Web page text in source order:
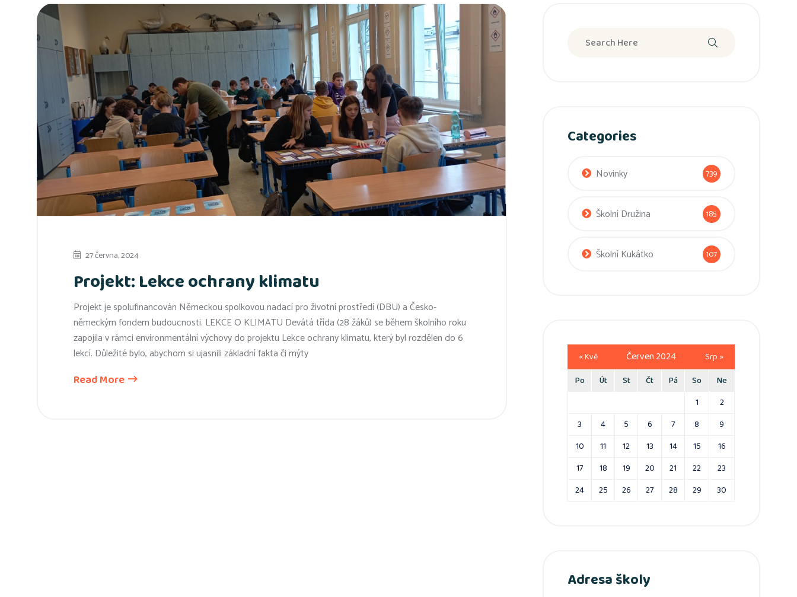
27 června, 2024
Projekt: Lekce ochrany klimatu
Projekt je spolufinancován Německou spolkovou nadací pro životní prostředí (DBU) a Česko-
německým fondem budoucnosti. LEKCE O KLIMATU Devátá třída (28 žáků) se během školního roku
zapojila v rámci environmentální výchovy do projektu Lekce ochrany klimatu, který byl rozdělen do 6
lekcí. Důležité bylo, abychom si ujasnili základní fakta či mýty
Read More
Categories
Novinky 739
Školní Družina 185
Školní Kukátko 107
Červen 2024
Po Út St Čt Pá So
Ne
1
2
3
4 5 6 7 8
9
10
11 12 13 14 15
16
17
18 19 20 21 22
23
24
25 26 27 28 29 30
« Kvě Srp »
Adresa školy